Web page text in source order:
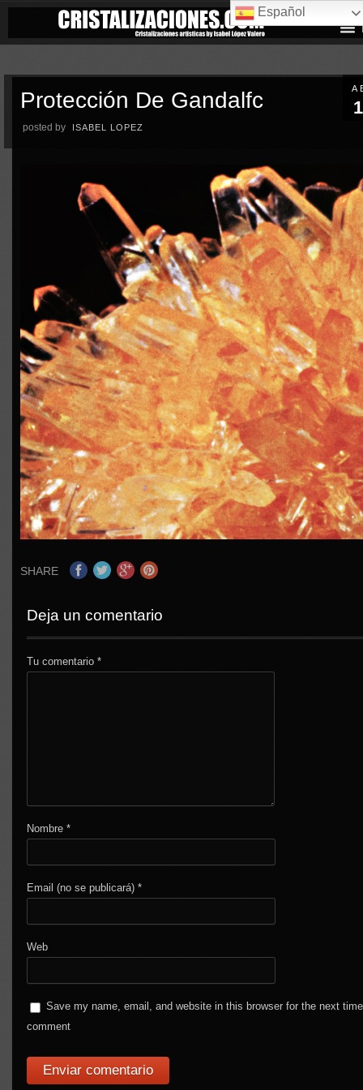
Protección De Gandalfc
posted by ISABEL LOPEZ
SHARE
Deja un comentario
Tu comentario*
Nombre*
Email (no se publicará)*
Web
Save my name, email, and website in this browser for the next
comment
Español